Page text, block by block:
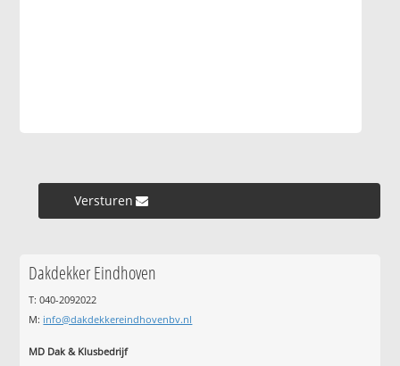
Versturen »
Dakdekker Eindhoven
T: 040-2092022
M: info@dakdekkereindhovenbv.nl
MD Dak & Klusbedrijf